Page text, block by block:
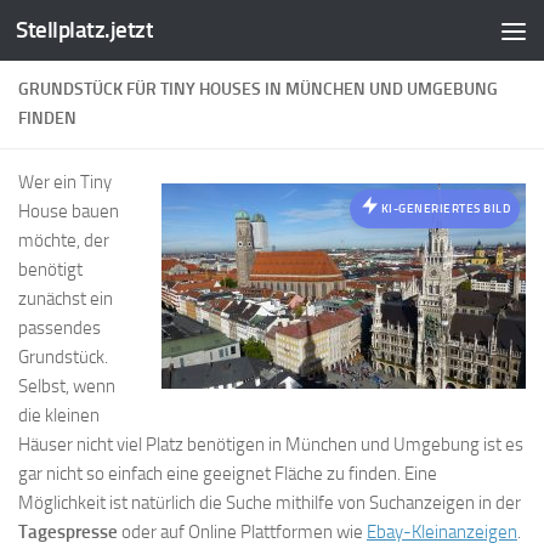
Zum Inhalt springen
Stellplatz.jetzt
GRUNDSTÜCK FÜR TINY HOUSES IN MÜNCHEN UND UMGEBUNG
FINDEN
KI-GENERIERTES BILD
Wer ein Tiny
House bauen
möchte, der
benötigt
zunächst ein
passendes
Grundstück.
Selbst, wenn
die kleinen
Häuser nicht viel Platz benötigen in München und Umgebung ist es
gar nicht so einfach eine geeignet Fläche zu finden. Eine
Möglichkeit ist natürlich die Suche mithilfe von Suchanzeigen in der
Tagespresse oder auf Online Plattformen wie Ebay-Kleinanzeigen.